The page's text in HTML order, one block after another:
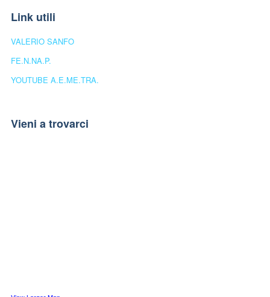
Link utili
VALERIO SANFO
FE.N.NA.P.
YOUTUBE A.E.ME.TRA.
Vieni a trovarci